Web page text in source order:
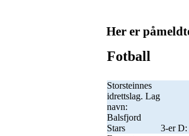
Her er
Fotball
Storsteinnes
idrettslag. Lag
navn:
Balsfjord
Stars
3-er D: